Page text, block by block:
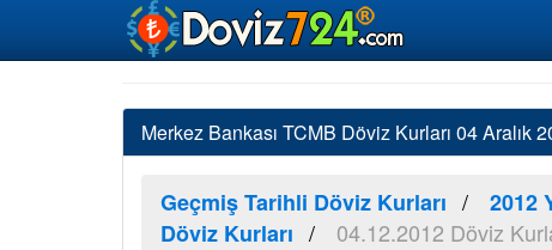
Merkez Bankası TCMB Döviz Kurları 04 Aralık
Geçmiş Tarihli Döviz Kurları 2012
Döviz Kurları
04.12.2012 Döviz